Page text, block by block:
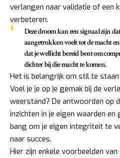
verlangen naar validatie of een
verbeteren.
Deze droom kan een signaal zijn
aangetrokken voelt tot de macht
dat je wellicht bereid bent om
dichter bij die macht te komen.
Het is belangrijk om stil te
Voel je je op je gemak bij de
weerstand? De antwoorden op
inzichten in je eigen waarden en
bang om je eigen integriteit te
naar succes.
Hier zijn enkele voorbeelden